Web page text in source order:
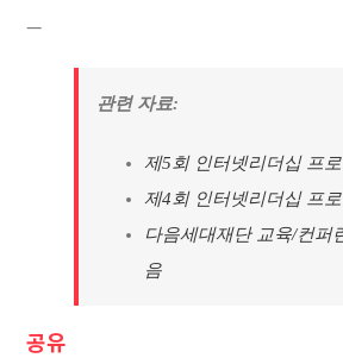
—
관련 자료:
제5회 인터넷리더십 프
제4회 인터넷리더십 프
다음세대재단 교육/컨퍼
음
공유